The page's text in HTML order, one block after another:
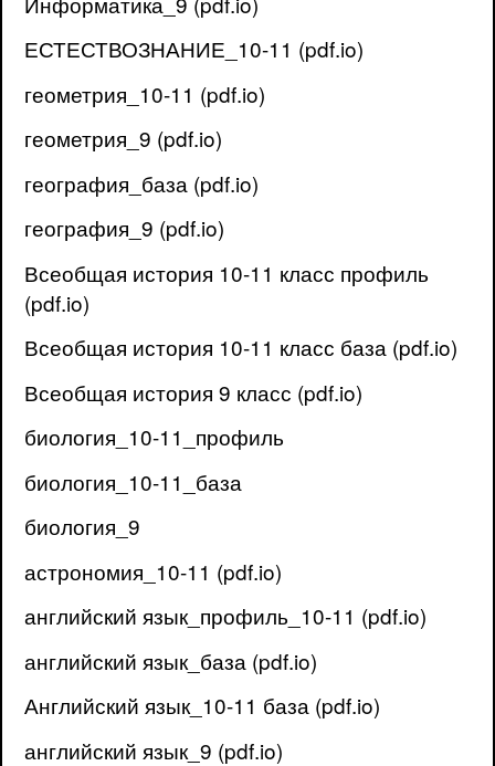
ЕСТЕСТВОЗНАНИЕ_10-11 (pdf.io)
геометрия_10-11 (pdf.io)
геометрия_9 (pdf.io)
география_база (pdf.io)
география_9 (pdf.io)
Всеобщая история 10-11 класс профиль
(pdf.io)
Всеобщая история 10-11 класс база (pdf.io)
Всеобщая история 9 класс (pdf.io)
биология_10-11_профиль
биология_10-11_база
биология_9
астрономия_10-11 (pdf.io)
английский язык_профиль_10-11 (pdf.io)
английский язык_база (pdf.io)
Английский язык_10-11 база (pdf.io)
английский язык_9 (pdf.io)